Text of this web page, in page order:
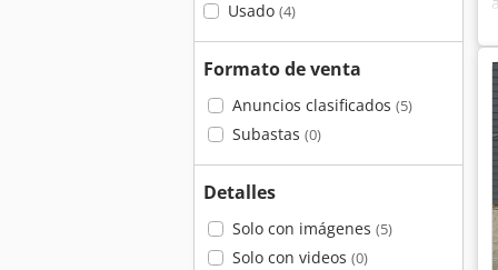
Usado (4)
Formato de venta
Anuncios clasificados (5)
Subastas (0)
Detalles
Solo con imágenes (5)
Solo con videos (0)